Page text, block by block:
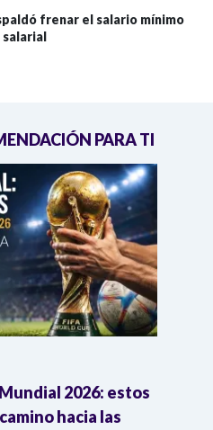
frenar el salario mínimo
PARA TI
2026: estos
hacia las